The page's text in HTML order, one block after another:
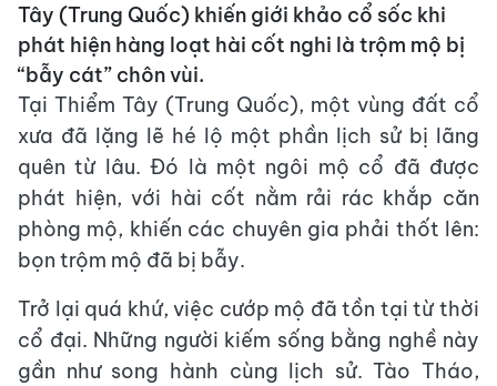
Tây (Trung Quốc) khiến giới khảo cổ sốc khi
phát hiện hàng loạt hài cốt nghi là trộm mộ bị
“bẫy cát” chôn vùi.
Tại Thiểm Tây (Trung Quốc), một vùng đất cổ
xưa đã lặng lẽ hé lộ một phần lịch sử bị lãng
quên từ lâu. Đó là một ngôi mộ cổ đã được
phát hiện, với hài cốt nằm rải rác khắp căn
phòng mộ, khiến các chuyên gia phải thốt lên:
bọn trộm mộ đã bị bẫy.
Trở lại quá khứ, việc cướp mộ đã tồn tại từ thời
cổ đại. Những người kiếm sống bằng nghề này
gần như song hành cùng lịch sử. Tào Tháo,